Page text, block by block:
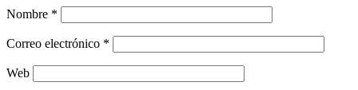
Nombre *
Correo electrónico *
Web